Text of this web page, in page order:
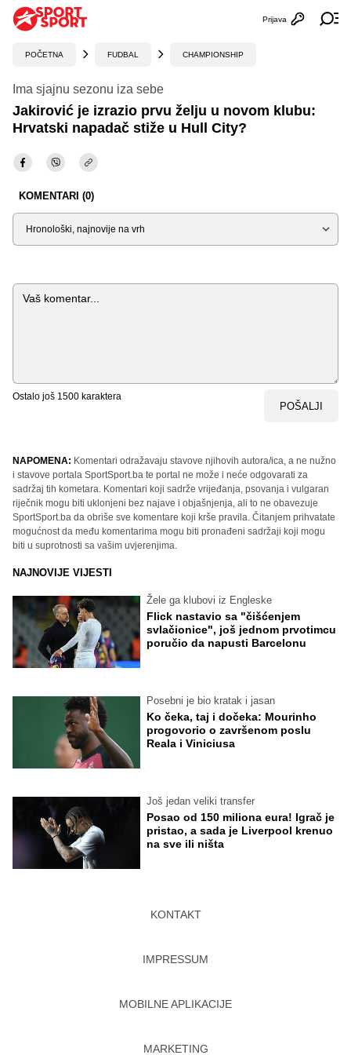
Otvori
Prijava
POČETNA FUDBAL CHAMPIONSHIP
Ima sjajnu sezonu iza sebe
Jakirović je izrazio prvu želju u novom klubu:
Hrvatski napadač stiže u Hull City?
KOMENTARI (0)
Sortiraj
Komentar
Ostalo još 1500 karaktera
POŠALJI
NAPOMENA: Komentari odražavaju stavove njihovih autora/ica, a ne nužno
i stavove portala SportSport.ba te portal ne može i neće odgovarati za
sadržaj tih kometara. Komentari koji sadrže vrijeđanja, psovanja i vulgaran
riječnik mogu biti uklonjeni bez najave i objašnjenja, ali to ne obavezuje
SportSport.ba da obriše sve komentare koji krše pravila. Čitanjem prihvatate
mogućnost da među komentarima mogu biti pronađeni sadržaji koji mogu
biti u suprotnosti sa vašim uvjerenjima.
NAJNOVIJE VIJESTI
Žele ga klubovi iz Engleske
Flick nastavio sa "čišćenjem
svlačionice", još jednom prvotimcu
poručio da napusti Barcelonu
Posebni je bio kratak i jasan
Ko čeka, taj i dočeka: Mourinho
progovorio o završenom poslu
Reala i Viniciusa
Još jedan veliki transfer
Posao od 150 miliona eura! Igrač je
pristao, a sada je Liverpool krenuo
na sve ili ništa
KONTAKT
IMPRESSUM
MOBILNE APLIKACIJE
MARKETING